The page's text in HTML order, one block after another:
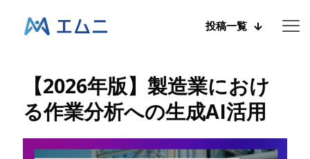
投稿一覧
【2026年版】製造業におけ
る作業分析への生成AI活用